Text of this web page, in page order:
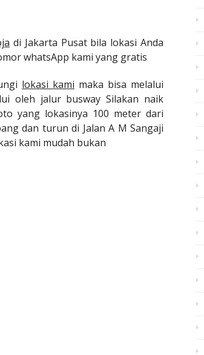
di Jakarta Pusat bila lokasi Anda
whatsApp kami yang gratis
lokasi kami maka bisa melalui
oleh jalur busway Silakan naik
yang lokasinya 100 meter dari
dan turun di Jalan A M Sangaji
kami mudah bukan